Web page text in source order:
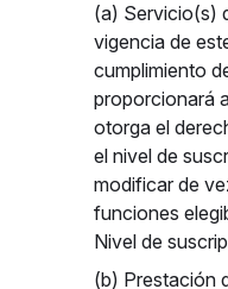
(a) Servicio(s)
vigencia de
cumplimiento
proporcionará
otorga el
el nivel de
modificar de
funciones
Nivel de
(b) Prestación